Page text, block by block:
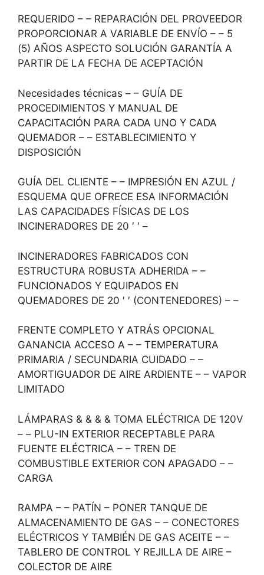
REQUERIDO – – REPARACIÓN DEL PROVEEDOR
PROPORCIONAR A VARIABLE DE ENVÍO – – 5
(5) AÑOS ASPECTO SOLUCIÓN GARANTÍA A
PARTIR DE LA FECHA DE ACEPTACIÓN
Necesidades técnicas – – GUÍA DE
PROCEDIMIENTOS Y MANUAL DE
CAPACITACIÓN PARA CADA UNO Y CADA
QUEMADOR – – ESTABLECIMIENTO Y
DISPOSICIÓN
GUÍA DEL CLIENTE – – IMPRESIÓN EN AZUL /
ESQUEMA QUE OFRECE ESA INFORMACIÓN
LAS CAPACIDADES FÍSICAS DE LOS
INCINERADORES DE 20 ′ ′ –
INCINERADORES FABRICADOS CON
ESTRUCTURA ROBUSTA ADHERIDA – –
FUNCIONADOS Y EQUIPADOS EN
QUEMADORES DE 20 ′ ′ (CONTENEDORES) – –
FRENTE COMPLETO Y ATRÁS OPCIONAL
GANANCIA ACCESO A – – TEMPERATURA
PRIMARIA / SECUNDARIA CUIDADO – –
AMORTIGUADOR DE AIRE ARDIENTE – – VAPOR
LIMITADO
LÁMPARAS & & & & TOMA ELÉCTRICA DE 120V
– – PLU-IN EXTERIOR RECEPTABLE PARA
FUENTE ELÉCTRICA – – TREN DE
COMBUSTIBLE EXTERIOR CON APAGADO – –
CARGA
RAMPA – – PATÍN – PONER TANQUE DE
ALMACENAMIENTO DE GAS – – CONECTORES
ELÉCTRICOS Y TAMBIÉN DE GAS ACEITE – –
TABLERO DE CONTROL Y REJILLA DE AIRE –
COLECTOR DE AIRE